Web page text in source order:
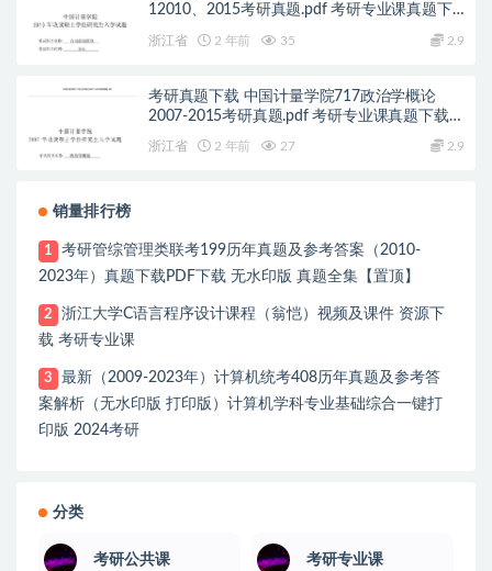
12010、2015考研真题.pdf 考研专业课真题下
浙江省 2 年前 35 2.9
考研真题下载 中国计量学院717政治学概论
2007-2015考研真题.pdf 考研专业课真题下载自
浙江省 2 年前 27 2.9
销量排行榜
1
考研管综管理类联考199历年真题及参考答案（2010-
2023年）真题下载PDF下载 无水印版 真题全集【置顶】
2
浙江大学C语言程序设计课程（翁恺）视频及课件 资源下
载 考研专业课
3
最新（2009-2023年）计算机统考408历年真题及参考答
案解析（无水印版 打印版）计算机学科专业基础综合一键打
印版 2024考研
分类
考研公共课 考研专业课